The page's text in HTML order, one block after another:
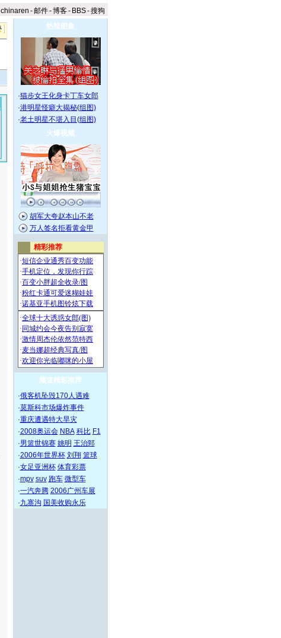
chinaren -邮件-博客- BBS-搜狗
热辣图集
·猫步女王化身卡丁车女郎
·港明星怪癖大揭秘(组图)
·老土明星不堪入目(组图)
火爆视频
胡军大夸赵本山不老
万人签名拒看黄金甲
频道精彩推荐
·俄客机坠毁170人遇难
·莫斯科市场爆炸事件
·重庆遭遇特大旱灾
·2008奥运会 NBA 科比 F1
·男篮世锦赛 姚明 王治郅
·2006年世界杯 刘翔 篮球
·女足亚洲杯 体育彩票
·mpv suv 跑车 微型车
·一汽奔腾 2006广州车展
·九寨沟 国美收购永乐